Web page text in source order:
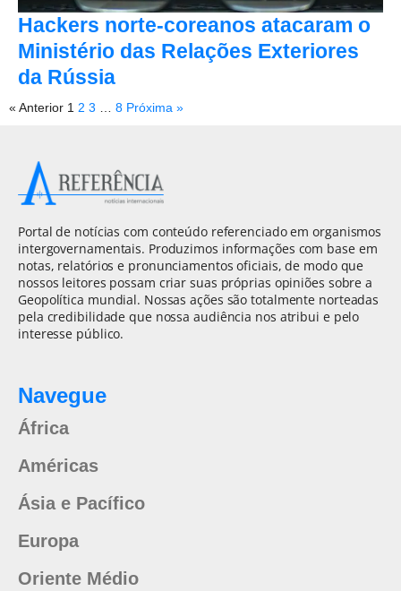
Hackers norte-coreanos atacaram o
Ministério das Relações Exteriores
da Rússia
« Anterior 1 2 3 8 Próxima »
Portal de notícias com conteúdo referenciado em organismos
intergovernamentais. Produzimos informações com base em
notas, relatórios e pronunciamentos oficiais, de modo que
nossos leitores possam criar suas próprias opiniões sobre a
Geopolítica mundial. Nossas ações são totalmente norteadas
pela credibilidade que nossa audiência nos atribui e pelo
interesse público.
Navegue
África
Américas
Ásia e Pacífico
Europa
Oriente Médio